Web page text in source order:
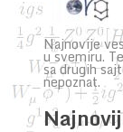
Najnovije
u svemiru.
sa drugih
nepoznat.